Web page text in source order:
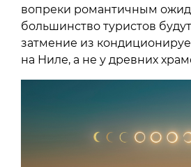
вопреки романтичным
большинство туристов
затмение из
на Ниле, а не у древних